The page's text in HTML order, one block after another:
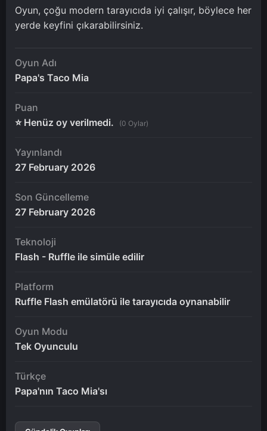
Oyun, çoğu modern tarayıcıda iyi çalışır, böylece her
yerde keyfini çıkarabilirsiniz.
Oyun Adı
Papa's Taco Mia
Puan
⭐ Henüz oy verilmedi.
(0 Oylar)
Yayınlandı
27 February 2026
Son Güncelleme
27 February 2026
Teknoloji
Flash - Ruffle ile simüle edilir
Platform
Ruffle Flash emülatörü ile tarayıcıda oynanabilir
Oyun Modu
Tek Oyunculu
Türkçe
Papa'nın Taco Mia'sı